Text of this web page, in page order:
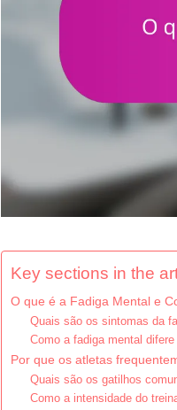
Key sections in the
O que é a Fadiga Mental e
Quais são os sintomas da
Como a fadiga mental
Por que os atletas
Quais são os gatilhos
Como a intensidade do